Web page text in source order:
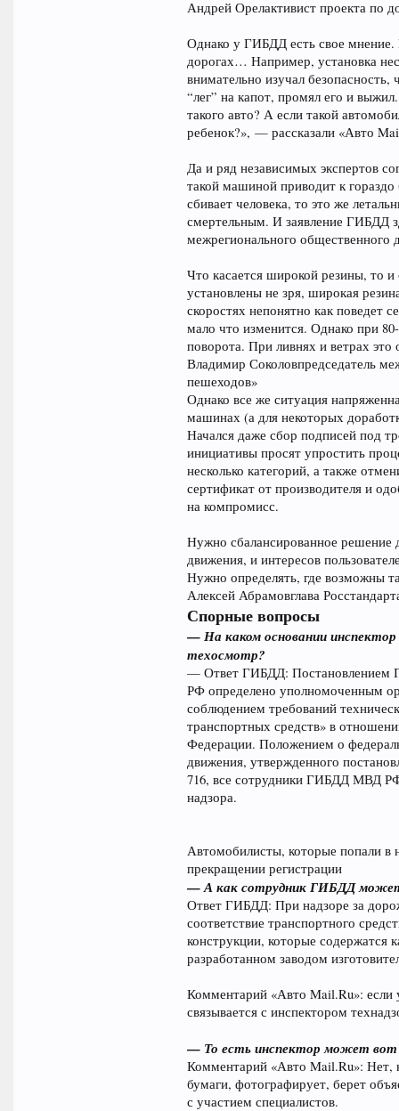
Андрей Орелактивист проекта по
Однако у ГИБДД есть свое
дорогах… Например, установка
внимательно изучал
“лег” на капот, промял его и
такого авто? А если такой
ребенок?», — рассказали «Авто
Да и ряд независимых экспертов
такой машиной приводит к
сбивает человека, то это же
смертельным. И заявление ГИБДД
межрегионального
Что касается широкой резины, то
установлены не зря, широкая
скоростях непонятно как поведет
мало что изменится. Однако при
поворота. При ливнях и ветрах это
Владимир Соколовпредседатель
пешеходов»
Однако все же ситуация
машинах (а для некоторых
Начался даже сбор подписей под
инициативы просят упростить
несколько категорий, а также
сертификат от производителя и
на компромисс.
Нужно сбалансированное решение
движения, и интересов
Нужно определять, где возможны
Алексей Абрамовглава
Спорные вопросы
— На каком основании
техосмотр?
— Ответ ГИБДД: Постановлением
РФ определено уполномоченным
соблюдением требований
транспортных средств» в
Федерации. Положением о
движения, утвержденного
716, все сотрудники ГИБДД МВД
надзора.
Автомобилисты, которые попали в
прекращении регистрации
— А как сотрудник ГИБДД может
Ответ ГИБДД: При надзоре за
соответствие транспортного
конструкции, которые содержатся
разработанном заводом
Комментарий «Авто Mail.Ru»: если
связывается с инспектором
— То есть инспектор может вот
Комментарий «Авто Mail.Ru»: Нет,
бумаги, фотографирует, берет
с участием специалистов.